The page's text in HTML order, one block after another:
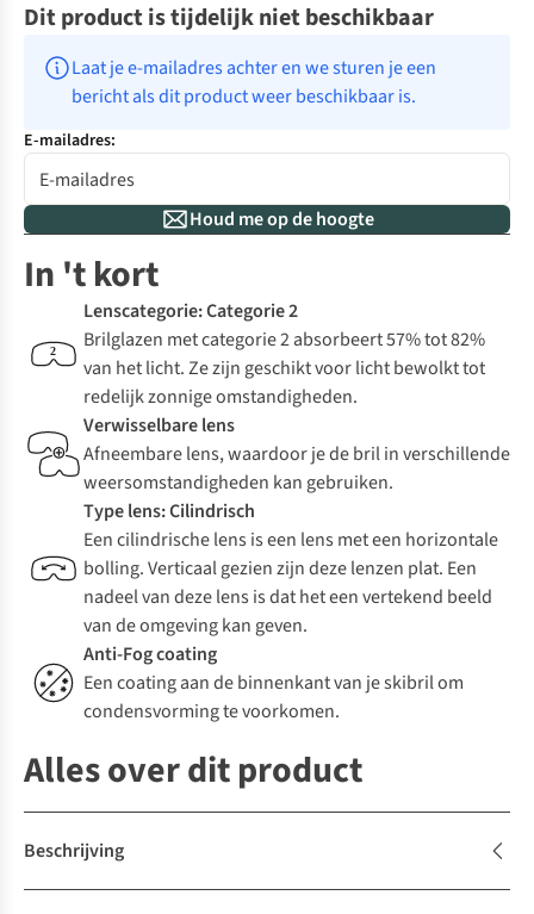
Dit product is tijdelijk niet beschikbaar
Laat je e-mailadres achter en we sturen je een
bericht als dit product weer beschikbaar is.
E-mailadres:
Houd me op de hoogte
In 't kort
Lenscategorie: Categorie 2
Brilglazen met categorie 2 absorbeert 57% tot 82%
van het licht. Ze zijn geschikt voor licht bewolkt tot
redelijk zonnige omstandigheden.
Verwisselbare lens
Afneembare lens, waardoor je de bril in verschillende
weersomstandigheden kan gebruiken.
Type lens: Cilindrisch
Een cilindrische lens is een lens met een horizontale
bolling. Verticaal gezien zijn deze lenzen plat. Een
nadeel van deze lens is dat het een vertekend beeld
van de omgeving kan geven.
Anti-Fog coating
Een coating aan de binnenkant van je skibril om
condensvorming te voorkomen.
Alles over dit product
Beschrijving